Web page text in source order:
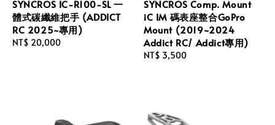
SYNCROS IC-R100-SL 一
體式碳纖維把手 (ADDICT
RC 2025~專用)
Regular
NT$ 20,000
SYNCROS Comp. Mount
iC IM 碼表座整合GoPro
Mount (2019~2024
Addict RC/ Addict專用)
Regular
NT$ 3,500